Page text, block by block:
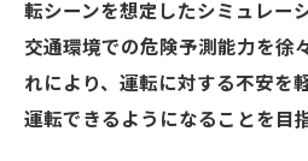
転シーンを想定したシミュレー
交通環境での危険予測能力を徐
れにより、運転に対する不安を
運転できるようになることを目